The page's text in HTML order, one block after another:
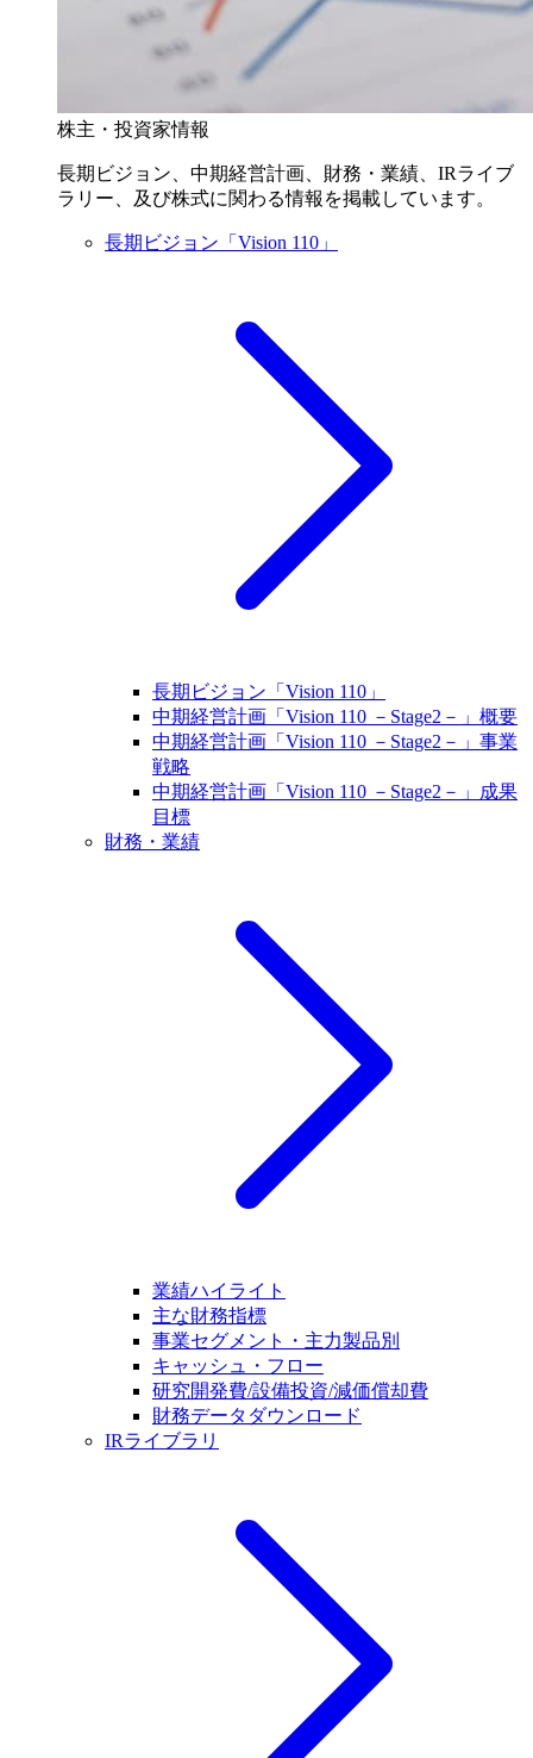
株主・投資家情報
長期ビジョン、中期経営計画、財務・業績、IRライブ
ラリー、及び株式に関わる情報を掲載しています。
長期ビジョン「Vision 110」
長期ビジョン「Vision 110」
中期経営計画「Vision 110 －Stage2－」概要
中期経営計画「Vision 110 －Stage2－」事業
戦略
中期経営計画「Vision 110 －Stage2－」成果
目標
財務・業績
業績ハイライト
主な財務指標
事業セグメント・主力製品別
キャッシュ・フロー
研究開発費/設備投資/減価償却費
財務データダウンロード
IRライブラリ